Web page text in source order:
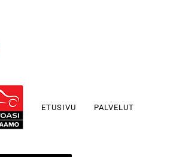
ETUSIVU PALVELUT